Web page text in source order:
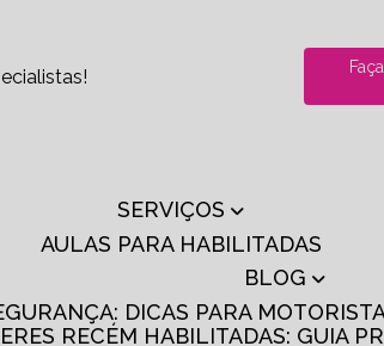
SERVIÇOS
AULAS PARA HABILITADAS
BLOG
DICAS PARA
RECÉM HABILITADAS: GUIA